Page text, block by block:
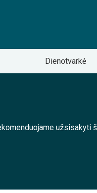
Dienotvarkė
užsisakyti